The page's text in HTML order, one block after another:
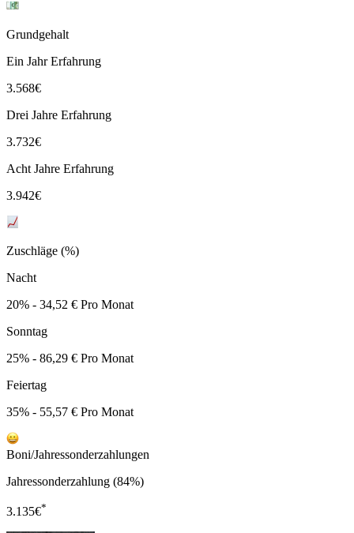
Grundgehalt
Ein Jahr Erfahrung
3.568€
Drei Jahre Erfahrung
3.732€
Acht Jahre Erfahrung
3.942€
Zuschläge (%)
Nacht
20% - 34,52 € Pro Monat
Sonntag
25% - 86,29 € Pro Monat
Feiertag
35% - 55,57 € Pro Monat
Boni/Jahressonderzahlungen
Jahressonderzahlung (84%)
3.135€*